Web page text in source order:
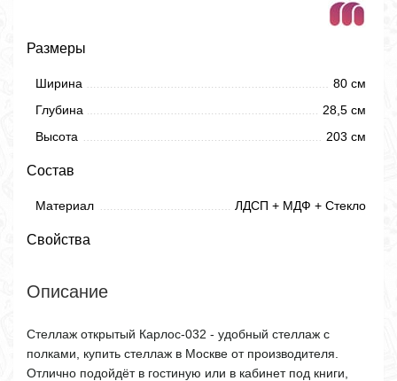
Размеры
Ширина
80 см
Глубина
28,5 см
Высота
203 см
Состав
Материал ЛДСП + МДФ + Стекло
Свойства
Описание
Стеллаж открытый Карлос-032 - удобный стеллаж с
полками, купить стеллаж в Москве от производителя.
Отлично подойдёт в гостиную или в кабинет под книги,